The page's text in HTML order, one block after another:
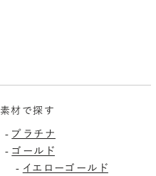
素材で探す
- プラチナ
- ゴールド
- イエローゴールド